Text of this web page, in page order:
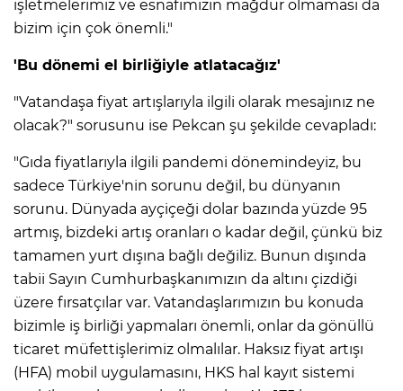
işletmelerimiz ve esnafımızın mağdur olmaması da
bizim için çok önemli."
'Bu dönemi el birliğiyle atlatacağız'
"Vatandaşa fiyat artışlarıyla ilgili olarak mesajınız ne
olacak?" sorusunu ise Pekcan şu şekilde cevapladı:
"Gıda fiyatlarıyla ilgili pandemi dönemindeyiz, bu
sadece Türkiye'nin sorunu değil, bu dünyanın
sorunu. Dünyada ayçiçeği dolar bazında yüzde 95
artmış, bizdeki artış oranları o kadar değil, çünkü biz
tamamen yurt dışına bağlı değiliz. Bunun dışında
tabii Sayın Cumhurbaşkanımızın da altını çizdiği
üzere fırsatçılar var. Vatandaşlarımızın bu konuda
bizimle iş birliği yapmaları önemli, onlar da gönüllü
ticaret müfettişlerimiz olmalılar. Haksız fiyat artışı
(HFA) mobil uygulamasını, HKS hal kayıt sistemi